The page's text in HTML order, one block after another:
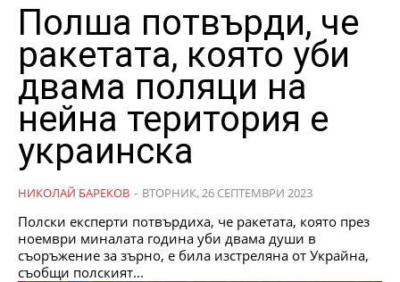
Полша потвърди, че
ракетата, която уби
двама поляци на
нейна територия е
украинска
НИКОЛАЙ БАРЕКОВ - ВТОРНИК, 26 СЕПТЕМВРИ 2023
Полски експерти потвърдиха, че ракетата, която през
ноември миналата година уби двама души в
съоръжение за зърно, е била изстреляна от Украйна,
съобщи полският...